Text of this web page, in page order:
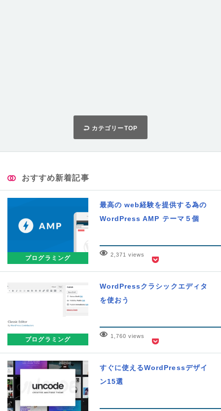
カテゴリーTOP
おすすめ新着記事
プログラミング
最高の web経験を提供する為の
WordPress AMP テーマ５個
2,371 views
プログラミング
WordPressクラシックエディタ
を使おう
1,760 views
すぐに使えるWordPressデザイ
ン15選